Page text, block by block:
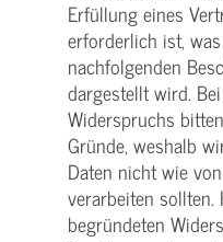
Erfüllung eines
erforderlich ist,
nachfolgenden
dargestellt wird.
Widerspruchs
Gründe, weshalb
Daten nicht wie
verarbeiten sollten.
begründeten